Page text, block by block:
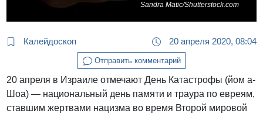
Sandra Matic/Shutterstock.com
Калейдоскоп 20 апреля 2020, 08:04
Отправить комментарий
20 апреля в Израиле отмечают День Катастрофы (йом а-
Шоа) — национальный день памяти и траура по евреям,
ставшим жертвами нацизма во время Второй мировой